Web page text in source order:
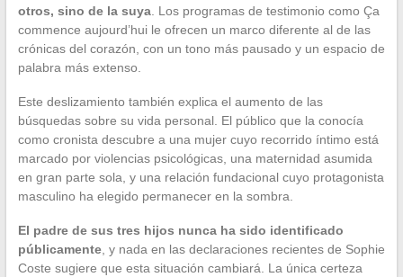
otros, sino de la suya. Los programas de testimonio como Ça
commence aujourd’hui le ofrecen un marco diferente al de las
crónicas del corazón, con un tono más pausado y un espacio de
palabra más extenso.
Este deslizamiento también explica el aumento de las
búsquedas sobre su vida personal. El público que la conocía
como cronista descubre a una mujer cuyo recorrido íntimo está
marcado por violencias psicológicas, una maternidad asumida
en gran parte sola, y una relación fundacional cuyo protagonista
masculino ha elegido permanecer en la sombra.
El padre de sus tres hijos nunca ha sido identificado
públicamente, y nada en las declaraciones recientes de Sophie
Coste sugiere que esta situación cambiará. La única certeza